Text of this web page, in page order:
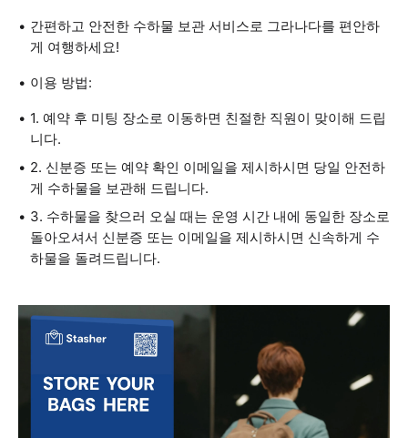
간편하고 안전한 수하물 보관 서비스로 그라나다를 편안하
게 여행하세요!
이용 방법:
1. 예약 후 미팅 장소로 이동하면 친절한 직원이 맞이해 드립
니다.
2. 신분증 또는 예약 확인 이메일을 제시하시면 당일 안전하
게 수하물을 보관해 드립니다.
3. 수하물을 찾으러 오실 때는 운영 시간 내에 동일한 장소로
돌아오셔서 신분증 또는 이메일을 제시하시면 신속하게 수
하물을 돌려드립니다.